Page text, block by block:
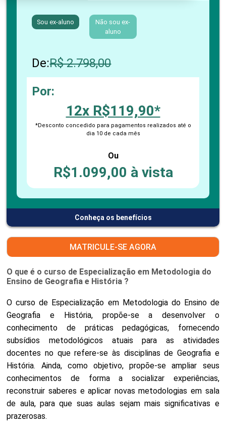
Sou ex-aluno
Não sou ex-
aluno
De:R$ 2.798,00
Por:
12x R$119,90*
*Desconto concedido para pagamentos realizados até o
dia 10 de cada mês
Ou
R$1.099,00 à vista
Conheça os benefícios
MATRICULE-SE AGORA
O que é o curso de Especialização em Metodologia do
Ensino de Geografia e História ?
O curso de Especialização em Metodologia do Ensino de
Geografia e História, propõe-se a desenvolver o
conhecimento de práticas pedagógicas, fornecendo
subsídios metodológicos atuais para as atividades
docentes no que refere-se às disciplinas de Geografia e
História. Ainda, como objetivo, propõe-se ampliar seus
conhecimentos de forma a socializar experiências,
reconstruir saberes e aplicar novas metodologias em sala
de aula, para que suas aulas sejam mais significativas e
prazerosas.